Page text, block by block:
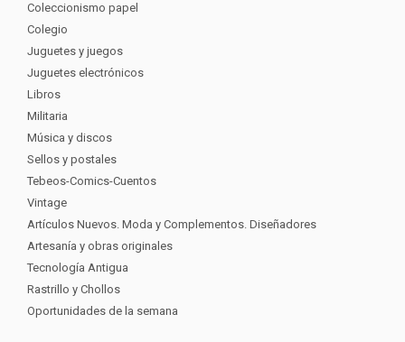
Coleccionismo papel
Colegio
Juguetes y juegos
Juguetes electrónicos
Libros
Militaria
Música y discos
Sellos y postales
Tebeos-Comics-Cuentos
Vintage
Artículos Nuevos. Moda y Complementos. Diseñadores
Artesanía y obras originales
Tecnología Antigua
Rastrillo y Chollos
Oportunidades de la semana